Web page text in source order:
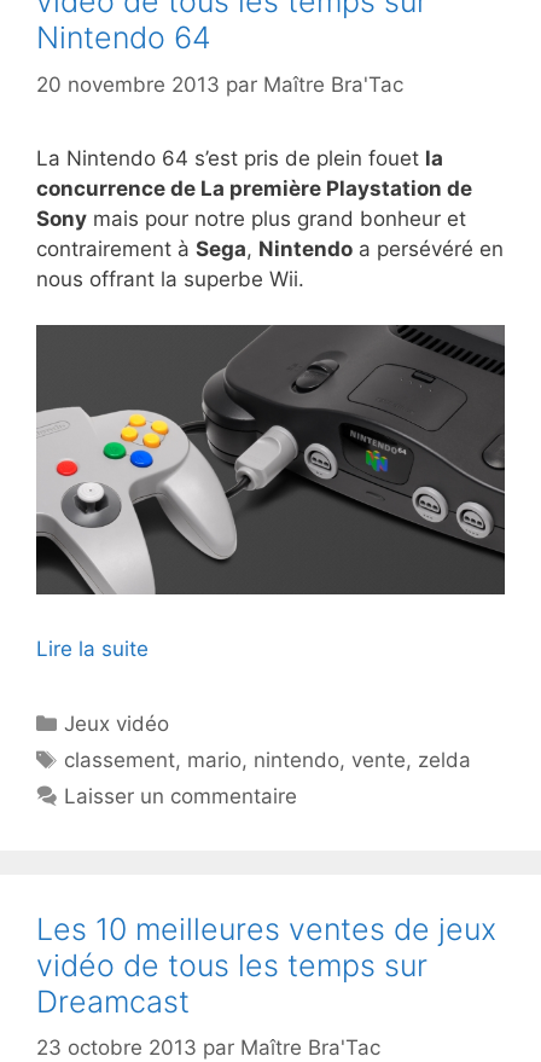
Nintendo 64
20 novembre 2013 par Maître Bra'Tac
La Nintendo 64 s’est pris de plein fouet la
concurrence de La première Playstation de
Sony mais pour notre plus grand bonheur et
contrairement à Sega, Nintendo a persévéré en
nous offrant la superbe Wii.
Lire la suite
Catégories
Jeux vidéo
Étiquettes
classement, mario, nintendo, vente, zelda
Laisser un commentaire
Les 10 meilleures ventes de jeux
vidéo de tous les temps sur
Dreamcast
23 octobre 2013 par Maître Bra'Tac